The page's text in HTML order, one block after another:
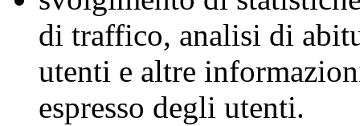
di traffico, analisi di
utenti e altre
espresso degli utenti.